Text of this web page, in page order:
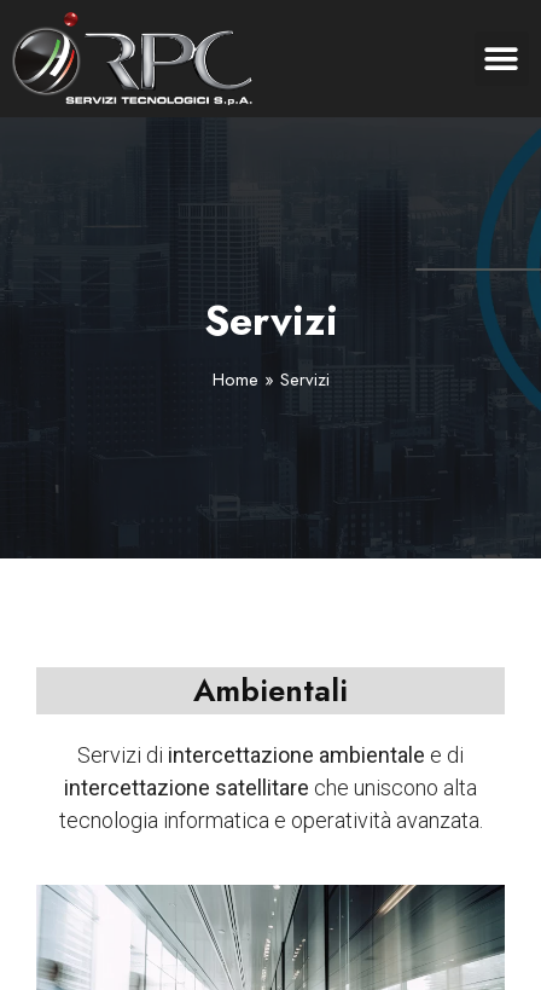
Servizi
Home » Servizi
Ambientali
Servizi di intercettazione ambientale e di
intercettazione satellitare che uniscono alta
tecnologia informatica e operatività avanzata.